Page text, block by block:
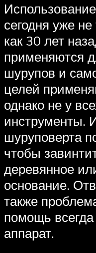
сегодня уже не
как 30 лет
применяются
шурупов и
целей
однако не у
инструменты.
шуруповерта
чтобы
деревянное
основание.
также
помощь
аппарат.